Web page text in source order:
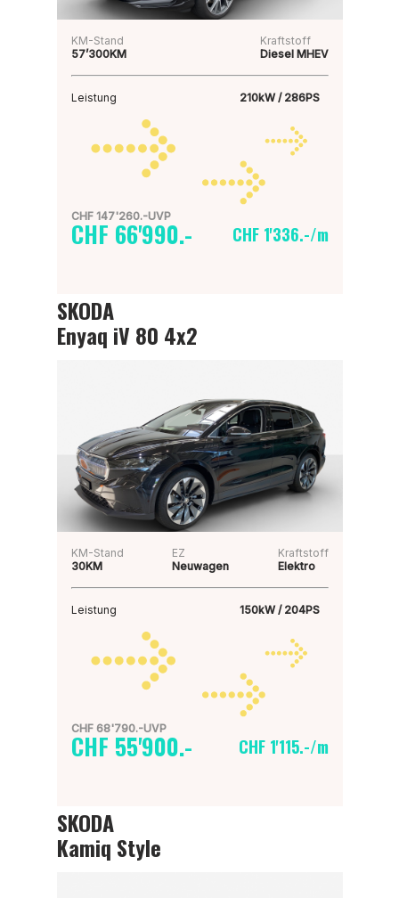
KM-Stand
57’300KM
Kraftstoff
Diesel MHEV
Leistung 210kW / 286PS
CHF 147'260.-UVP
CHF 66'990.- CHF 1'336.-/m
SKODA
Enyaq iV 80 4x2
KM-Stand
30KM
EZ
Neuwagen
Kraftstoff
Elektro
Leistung 150kW / 204PS
CHF 68'790.-UVP
CHF 55'900.- CHF 1'115.-/m
SKODA
Kamiq Style